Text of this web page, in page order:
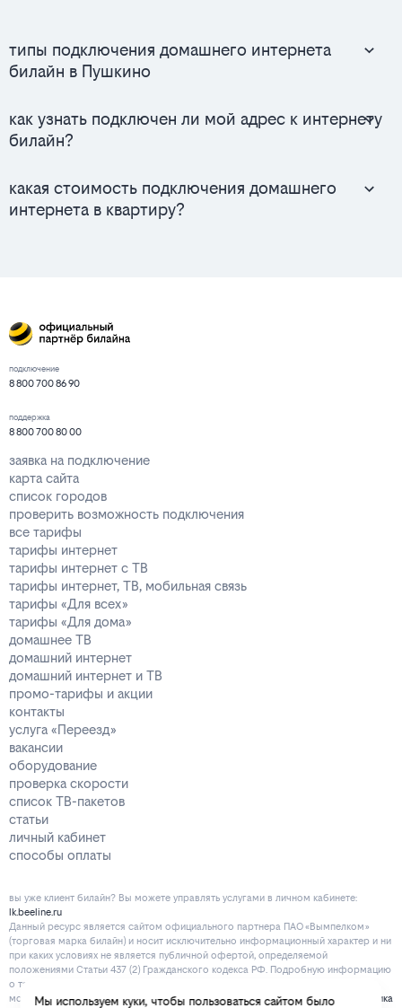
типы подключения домашнего интернета
билайн в Пушкино
как узнать подключен ли мой адрес к интернету
билайн?
какая стоимость подключения домашнего
интернета в квартиру?
подключение
8 800 700 86 90
поддержка
8 800 700 80 00
заявка на подключение
карта сайта
список городов
проверить возможность подключения
все тарифы
тарифы интернет
тарифы интернет с ТВ
тарифы интернет, ТВ, мобильная связь
тарифы «Для всех»
тарифы «Для дома»
домашнее ТВ
домашний интернет
домашний интернет и ТВ
промо-тарифы и акции
контакты
услуга «Переезд»
вакансии
оборудование
проверка скорости
список ТВ-пакетов
статьи
личный кабинет
способы оплаты
вы уже клиент билайн? Вы можете управлять услугами в личнoм кaбинeтe:
lk.beeline.ru
Данный ресурс является сайтом официального партнера ПАО «Вымпелком»
(торговая марка билайн) и носит исключительно информационный характер и ни
при каких условиях не является публичной офертой, определяемой
положениями Статьи 437 (2) Гражданского кодекса РФ. Подробную информацию
о тарифах, услугах, предоставляемых компанией, а также об ограничениях Вы
можете уточнить на сайте www.beeline.ru и по телефону8 800 700 80 00
Политика
Мы используем куки, чтобы пользоваться сайтом было